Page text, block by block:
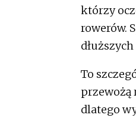
którzy
rowerów.
To
przewożą
dlatego